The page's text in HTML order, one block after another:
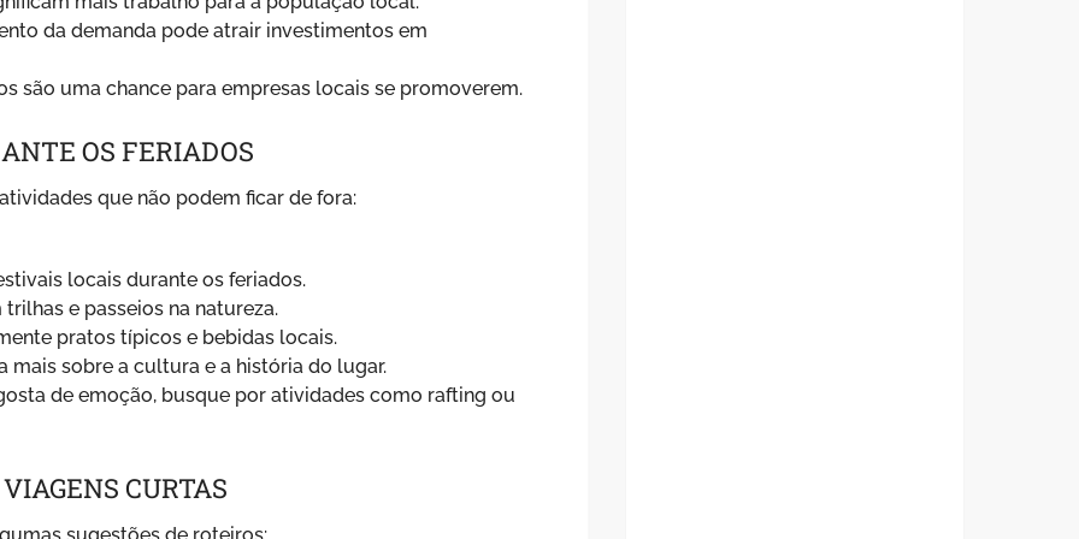
da demanda pode atrair investimentos em
são uma chance para empresas locais se promoverem.
OS FERIADOS
que não podem ficar de fora:
locais durante os feriados.
e passeios na natureza.
pratos típicos e bebidas locais.
mais sobre a cultura e a história do lugar.
de emoção, busque por atividades como rafting ou
CURTAS
sugestões de roteiros: